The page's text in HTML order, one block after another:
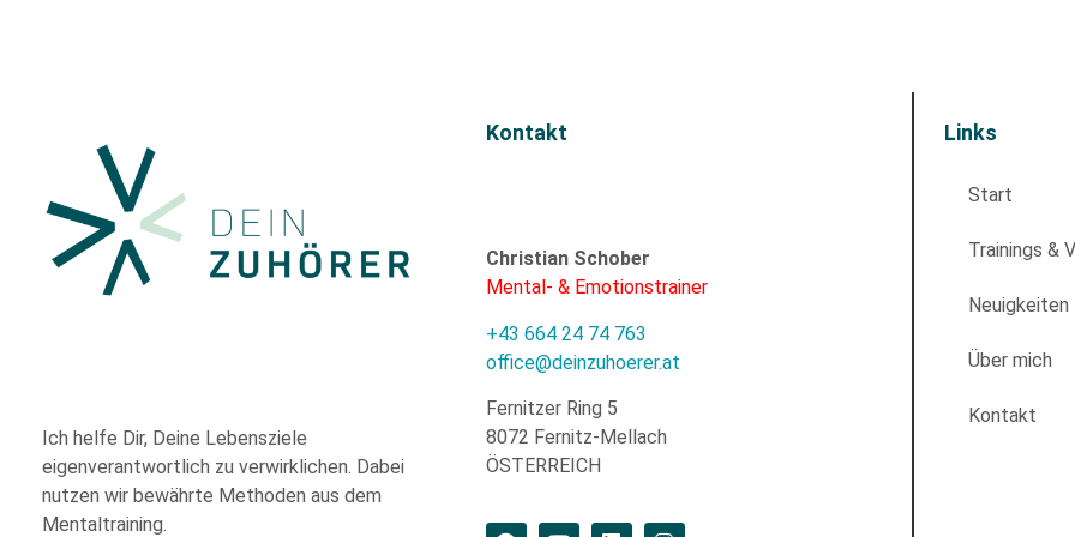
Ich helfe Dir, Deine Lebensziele
eigenverantwortlich zu verwirklichen. Dabei
nutzen wir bewährte Methoden aus dem
Mentaltraining.
Kontakt
Christian Schober
Mental- & Emotionstrainer
+43 664 24 74 763
office@deinzuhoerer.at
Fernitzer Ring 5
8072 Fernitz-Mellach
ÖSTERREICH
Links
Start
Trainings &
Neuigkeiten
Über mich
Kontakt